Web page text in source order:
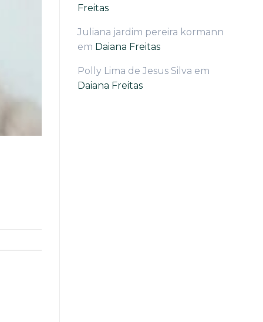
Freitas
Juliana jardim pereira kormann
em Daiana Freitas
Polly Lima de Jesus Silva em
Daiana Freitas